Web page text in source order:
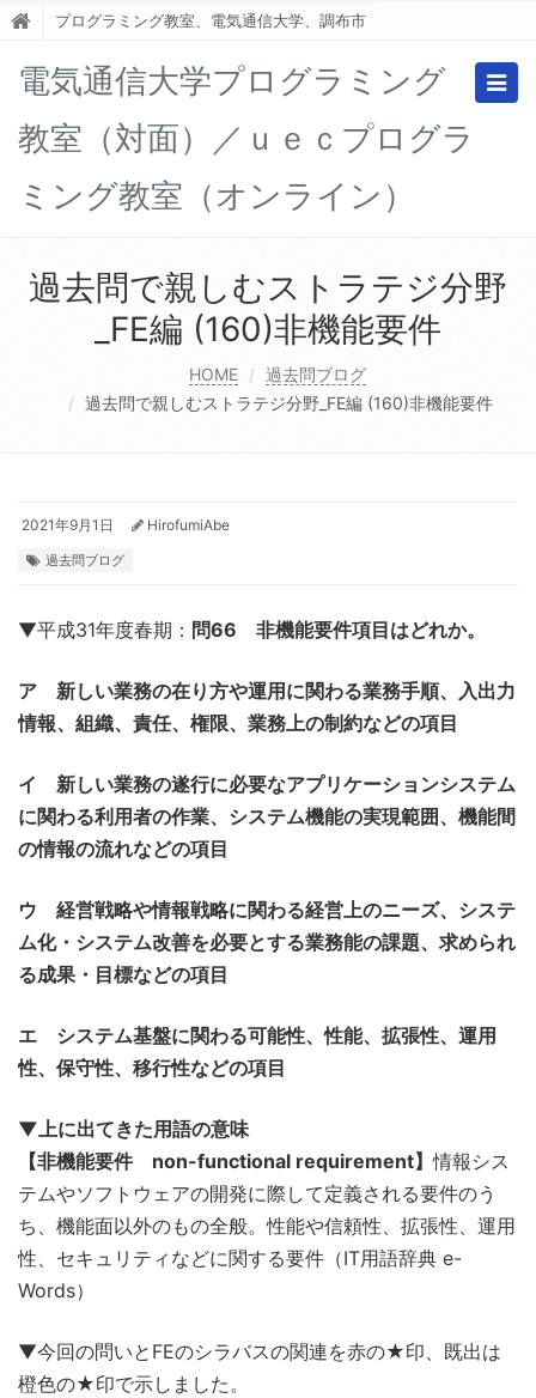
プログラミング教室、電気通信大学、調布市
電気通信大学プログラミング
教室（対面）／ｕｅｃプログラ
ミング教室（オンライン）
過去問で親しむストラテジ分野
_FE編 (160)非機能要件
HOME
過去問ブログ
過去問で親しむストラテジ分野_FE編 (160)非機能要件
2021年9月1日 HirofumiAbe
過去問ブログ
▼平成31年度春期： 問66 非機能要件項目はどれか。
ア 新しい業務の在り方や運用に関わる業務手順、入出力
情報、組織、責任、権限、業務上の制約などの項目
イ 新しい業務の遂行に必要なアプリケーションシステム
に関わる利用者の作業、システム機能の実現範囲、機能間
の情報の流れなどの項目
ウ 経営戦略や情報戦略に関わる経営上のニーズ、システ
ム化・システム改善を必要とする業務能の課題、求められ
る成果・目標などの項目
エ システム基盤に関わる可能性、性能、拡張性、運用
性、保守性、移行性などの項目
▼上に出てきた用語の意味
【非機能要件 non-functional requirement】情報シス
テムやソフトウェアの開発に際して定義される要件のう
ち、機能面以外のもの全般。性能や信頼性、拡張性、運用
性、セキュリティなどに関する要件（IT用語辞典 e-
Words）
▼今回の問いとFEのシラバスの関連を赤の★印、既出は
橙色の★印で示しました。